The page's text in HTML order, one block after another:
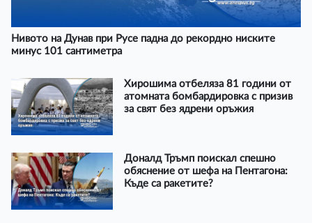
Нивото на Дунав при Русе падна до рекордно ниските
минус 101 сантиметра
Хирошима отбеляза 81 години от
атомната бомбардировка с призив
за свят без ядрени оръжия
Доналд Тръмп поискал спешно
обяснение от шефа на Пентагона:
Къде са ракетите?